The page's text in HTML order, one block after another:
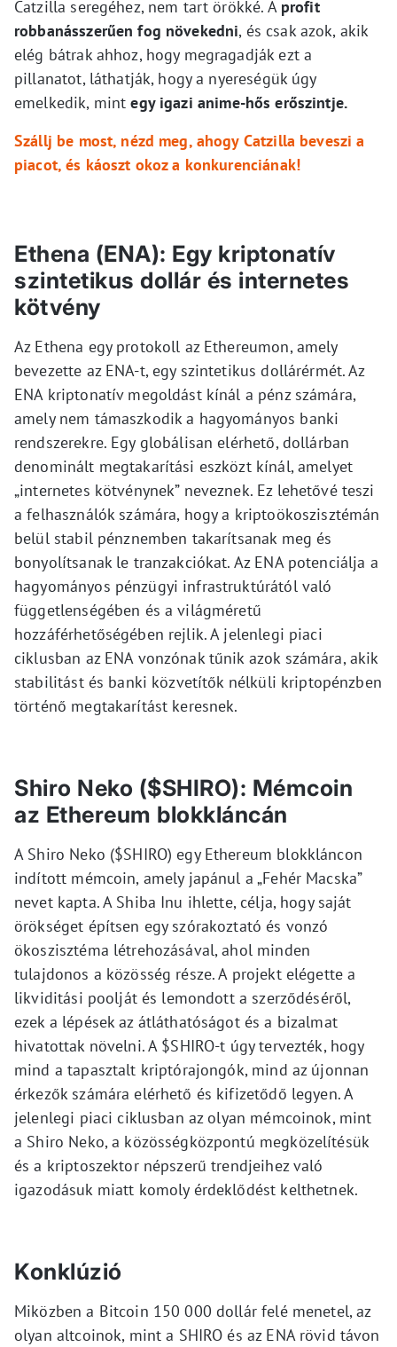
Catzilla seregéhez, nem tart örökké. A profit
robbanásszerűen fog növekedni, és csak azok, akik
elég bátrak ahhoz, hogy megragadják ezt a
pillanatot, láthatják, hogy a nyereségük úgy
emelkedik, mintegy igazi anime-hős erőszintje.
Szállj be most, nézd meg, ahogy Catzilla beveszi a
piacot, és káoszt okoz a konkurenciának!
Ethena (ENA): Egy kriptonatív
szintetikus dollár és internetes
kötvény
Az Ethena egy protokoll az Ethereumon, amely
bevezette az ENA-t, egy szintetikus dollárérmét. Az
ENA kriptonatív megoldást kínál a pénz számára,
amely nem támaszkodik a hagyományos banki
rendszerekre. Egy globálisan elérhető, dollárban
denominált megtakarítási eszközt kínál, amelyet
„internetes kötvénynek” neveznek. Ez lehetővé teszi
a felhasználók számára, hogy a kriptoökoszisztémán
belül stabil pénznemben takarítsanak meg és
bonyolítsanak le tranzakciókat. Az ENA potenciálja a
hagyományos pénzügyi infrastruktúrától való
függetlenségében és a világméretű
hozzáférhetőségében rejlik. A jelenlegi piaci
ciklusban az ENA vonzónak tűnik azok számára, akik
stabilitást és banki közvetítők nélküli kriptopénzben
történő megtakarítást keresnek.
Shiro Neko ($SHIRO): Mémcoin
az Ethereum blokkláncán
A Shiro Neko ($SHIRO) egy Ethereum blokkláncon
indított mémcoin, amely japánul a „Fehér Macska”
nevet kapta. A Shiba Inu ihlette, célja, hogy saját
örökséget építsen egy szórakoztató és vonzó
ökoszisztéma létrehozásával, ahol minden
tulajdonos a közösség része. A projekt elégette a
likviditási poolját és lemondott a szerződéséről,
ezek a lépések az átláthatóságot és a bizalmat
hivatottak növelni. A $SHIRO-t úgy tervezték, hogy
mind a tapasztalt kriptórajongók, mind az újonnan
érkezők számára elérhető és kifizetődő legyen. A
jelenlegi piaci ciklusban az olyan mémcoinok, mint
a Shiro Neko, a közösségközpontú megközelítésük
és a kriptoszektor népszerű trendjeihez való
igazodásuk miatt komoly érdeklődést kelthetnek.
Konklúzió
Miközben a Bitcoin 150 000 dollár felé menetel, az
olyan altcoinok, mint a SHIRO és az ENA rövid távon